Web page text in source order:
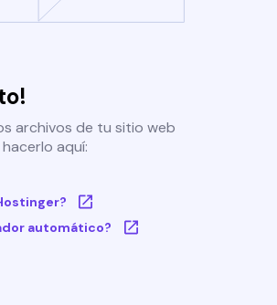
archivos de tu sitio web
aquí:
automático?